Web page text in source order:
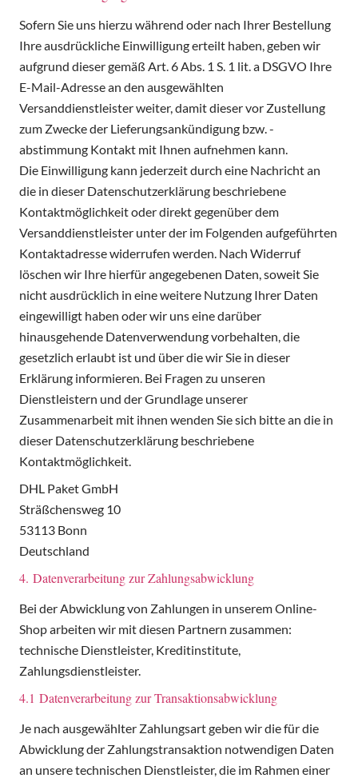
Sofern Sie uns hierzu während oder nach Ihrer Bestellung
Ihre ausdrückliche Einwilligung erteilt haben, geben wir
aufgrund dieser gemäß Art. 6 Abs. 1 S. 1 lit. a DSGVO Ihre
E-Mail-Adresse an den ausgewählten
Versanddienstleister weiter, damit dieser vor Zustellung
zum Zwecke der Lieferungsankündigung bzw. -
abstimmung Kontakt mit Ihnen aufnehmen kann.
Die Einwilligung kann jederzeit durch eine Nachricht an
die in dieser Datenschutzerklärung beschriebene
Kontaktmöglichkeit oder direkt gegenüber dem
Versanddienstleister unter der im Folgenden aufgeführten
Kontaktadresse widerrufen werden. Nach Widerruf
löschen wir Ihre hierfür angegebenen Daten, soweit Sie
nicht ausdrücklich in eine weitere Nutzung Ihrer Daten
eingewilligt haben oder wir uns eine darüber
hinausgehende Datenverwendung vorbehalten, die
gesetzlich erlaubt ist und über die wir Sie in dieser
Erklärung informieren. Bei Fragen zu unseren
Dienstleistern und der Grundlage unserer
Zusammenarbeit mit ihnen wenden Sie sich bitte an die in
dieser Datenschutzerklärung beschriebene
Kontaktmöglichkeit.
DHL Paket GmbH
Sträßchensweg 10
53113 Bonn
Deutschland
4. Datenverarbeitung zur Zahlungsabwicklung
Bei der Abwicklung von Zahlungen in unserem Online-
Shop arbeiten wir mit diesen Partnern zusammen:
technische Dienstleister, Kreditinstitute,
Zahlungsdienstleister.
4.1 Datenverarbeitung zur Transaktionsabwicklung
Je nach ausgewählter Zahlungsart geben wir die für die
Abwicklung der Zahlungstransaktion notwendigen Daten
an unsere technischen Dienstleister, die im Rahmen einer